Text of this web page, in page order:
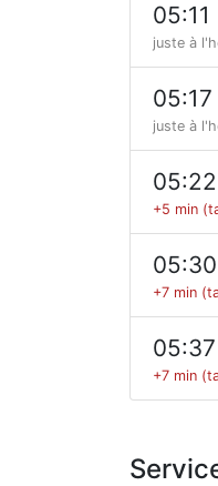
05:11
juste à
05:17
juste à
05:22
+5 min
05:30
+7 min
05:37
+7 min